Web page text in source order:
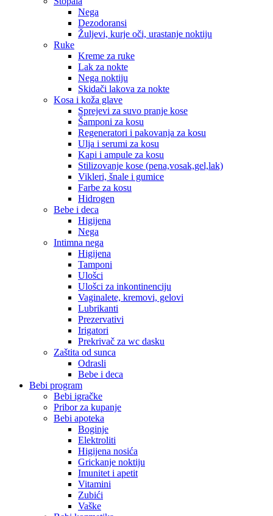
Nega
Dezodoransi
Žuljevi, kurje oči, urastanje noktiju
Ruke
Kreme za ruke
Lak za nokte
Nega noktiju
Skidači lakova za nokte
Kosa i koža glave
Sprejevi za suvo pranje kose
Šamponi za kosu
Regeneratori i pakovanja za kosu
Ulja i serumi za kosu
Kapi i ampule za kosu
Stilizovanje kose (pena,vosak,gel,lak)
Vikleri, šnale i gumice
Farbe za kosu
Hidrogen
Bebe i deca
Higijena
Nega
Intimna nega
Higijena
Tamponi
Ulošci
Ulošci za inkontinenciju
Vaginalete, kremovi, gelovi
Lubrikanti
Prezervativi
Irigatori
Prekrivač za wc dasku
Zaštita od sunca
Odrasli
Bebe i deca
Bebi program
Bebi igračke
Pribor za kupanje
Bebi apoteka
Boginje
Elektroliti
Higijena nosića
Grickanje noktiju
Imunitet i apetit
Vitamini
Zubići
Vaške